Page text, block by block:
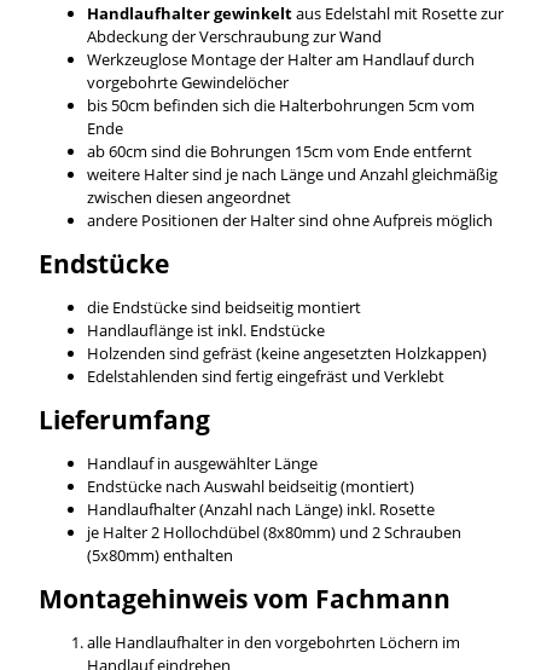
Handlaufhalter gewinkeltaus Edelstahl mit Rosette zur
Abdeckung der Verschraubung zur Wand
Werkzeuglose Montage der Halter am Handlauf durch
vorgebohrte Gewindelöcher
bis 50cm befinden sich die Halterbohrungen 5cm vom
Ende
ab 60cm sind die Bohrungen 15cm vom Ende entfernt
weitere Halter sind je nach Länge und Anzahl gleichmäßig
zwischen diesen angeordnet
andere Positionen der Halter sind ohne Aufpreis möglich
Endstücke
die Endstücke sind beidseitig montiert
Handlauflänge ist inkl. Endstücke
Holzenden sind gefräst (keine angesetzten Holzkappen)
Edelstahlenden sind fertig eingefräst und Verklebt
Lieferumfang
Handlauf in ausgewählter Länge
Endstücke nach Auswahl beidseitig (montiert)
Handlaufhalter (Anzahl nach Länge) inkl. Rosette
je Halter 2 Hollochdübel (8x80mm) und 2 Schrauben
(5x80mm) enthalten
Montagehinweis vom Fachmann
alle Handlaufhalter in den vorgebohrten Löchern im
Handlauf eindrehen